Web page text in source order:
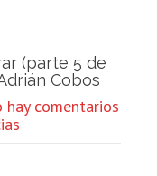
(parte 5 de
Cobos
hay comentarios